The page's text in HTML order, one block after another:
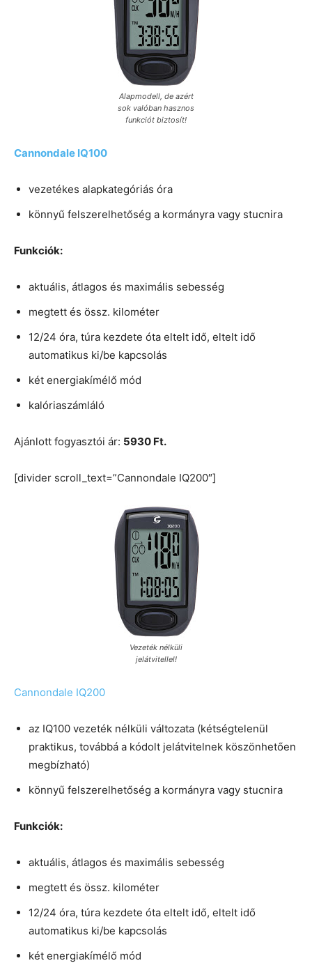
Alapmodell, de azért
sok valóban hasznos
funkciót biztosít!
Cannondale IQ100
vezetékes alapkategóriás óra
könnyű felszerelhetőség a kormányra vagy stucnira
Funkciók:
aktuális, átlagos és maximális sebesség
megtett és össz. kilométer
12/24 óra, túra kezdete óta eltelt idő, eltelt idő
automatikus ki/be kapcsolás
két energiakímélő mód
kalóriaszámláló
Ajánlott fogyasztói ár: 5930 Ft.
[divider scroll_text=”Cannondale IQ200″]
Vezeték nélküli
jelátvitellel!
Cannondale IQ200
az IQ100 vezeték nélküli változata (kétségtelenül
praktikus, továbbá a kódolt jelátvitelnek köszönhetően
megbízható)
könnyű felszerelhetőség a kormányra vagy stucnira
Funkciók:
aktuális, átlagos és maximális sebesség
megtett és össz. kilométer
12/24 óra, túra kezdete óta eltelt idő, eltelt idő
automatikus ki/be kapcsolás
két energiakímélő mód